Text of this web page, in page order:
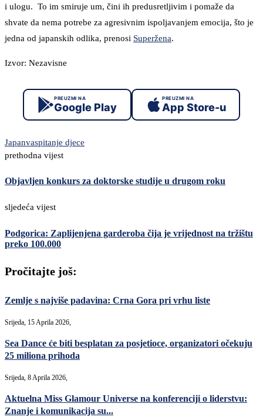
i ulogu. To im smiruje um, čini ih predusretljivim i pomaže da
shvate da nema potrebe za agresivnim ispoljavanjem emocija, što je
jedna od japanskih odlika, prenosi Superžena.
Izvor: Nezavisne
PREUZMI NA
Google Play
PREUZMI NA
App Store-u
Japanvaspitanje djece
prethodna vijest
Objavljen konkurs za doktorske studije u drugom roku
sljedeća vijest
Podgorica: Zaplijenjena garderoba čija je vrijednost na tržištu
preko 100.000
Pročitajte još:
Zemlje s najviše padavina: Crna Gora pri vrhu liste
Srijeda, 15 Aprila 2026,
Sea Dance će biti besplatan za posjetioce, organizatori očekuju
25 miliona prihoda
Srijeda, 8 Aprila 2026,
Aktuelna Miss Glamour Universe na konferenciji o liderstvu:
Znanje i komunikacija su...